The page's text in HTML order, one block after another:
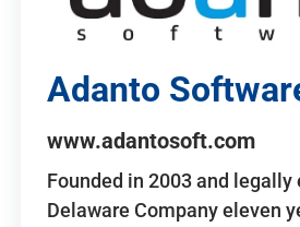
Adanto
www.adantosoft.com
Founded in 2003 and legally
Delaware Company eleven